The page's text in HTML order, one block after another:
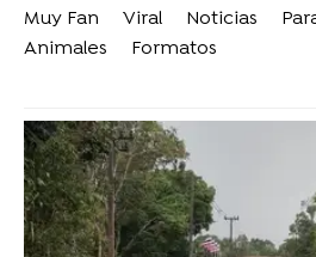
Muy Fan Viral Noticias
Animales
Formatos